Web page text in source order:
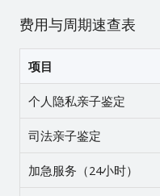
费用与周期速查表
项目
个人隐私亲子鉴定
司法亲子鉴定
加急服务（24小时）